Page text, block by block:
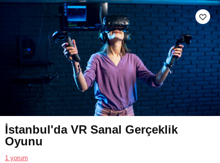
İstanbul'da VR Sanal Gerçeklik
Oyunu
1 yorum